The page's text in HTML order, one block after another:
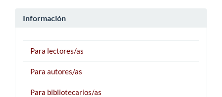
Información
Para lectores/as
Para autores/as
Para bibliotecarios/as